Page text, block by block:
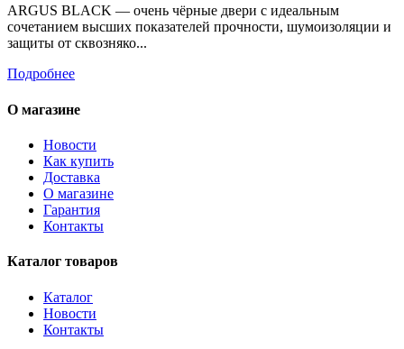
ARGUS BLACK — очень чёрные двери с идеальным
сочетанием высших показателей прочности, шумоизоляции и
защиты от сквозняко...
Подробнее
О магазине
Новости
Как купить
Доставка
О магазине
Гарантия
Контакты
Каталог товаров
Каталог
Новости
Контакты